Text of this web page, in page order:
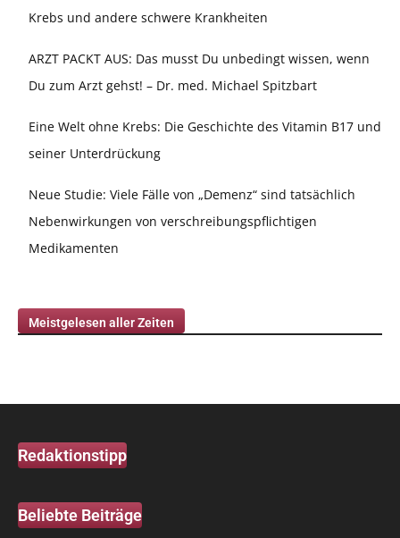
Krebs und andere schwere Krankheiten
ARZT PACKT AUS: Das musst Du unbedingt wissen, wenn
Du zum Arzt gehst! – Dr. med. Michael Spitzbart
Eine Welt ohne Krebs: Die Geschichte des Vitamin B17 und
seiner Unterdrückung
Neue Studie: Viele Fälle von „Demenz“ sind tatsächlich
Nebenwirkungen von verschreibungspflichtigen
Medikamenten
Meistgelesen aller Zeiten
Redaktionstipp
Beliebte Beiträge